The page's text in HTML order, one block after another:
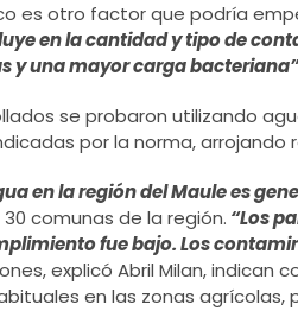
es otro factor que podría
en la cantidad y tipo de
y una mayor carga
se probaron utilizando
por la norma,
en la región del Maule es
comunas de la región. “Los
fue bajo. Los
explicó Abril Milan,
en las zonas